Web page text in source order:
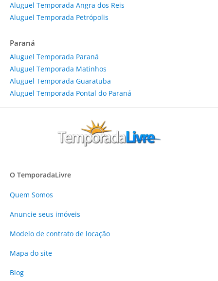
Aluguel Temporada Angra dos Reis
Aluguel Temporada Petrópolis
Paraná
Aluguel Temporada Paraná
Aluguel Temporada Matinhos
Aluguel Temporada Guaratuba
Aluguel Temporada Pontal do Paraná
O TemporadaLivre
Quem Somos
Anuncie seus imóveis
Modelo de contrato de locação
Mapa do site
Blog